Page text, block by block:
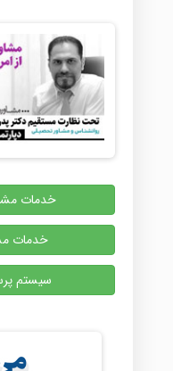
خدمات
خدمات
سیستم